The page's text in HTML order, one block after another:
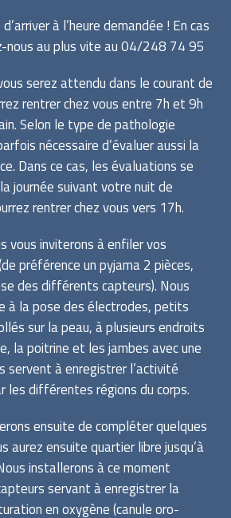
à l’heure demandée ! En cas
nous au plus vite au 04/248 74 95
serez attendu dans le courant de
rentrer chez vous entre 7h et 9h
Selon le type de pathologie
nécessaire d’évaluer aussi la
Dans ce cas, les évaluations se
journée suivant votre nuit de
rentrer chez vous vers 17h.
vous inviterons à enfiler vos
préférence un pyjama 2 pièces,
des différents capteurs). Nous
à la pose des électrodes, petits
sur la peau, à plusieurs endroits
la poitrine et les jambes avec une
servent à enregistrer l’activité
les différentes régions du corps.
ensuite de compléter quelques
aurez ensuite quartier libre jusqu’à
installerons à ce moment
servant à enregistrer la
en oxygène (canule oro-